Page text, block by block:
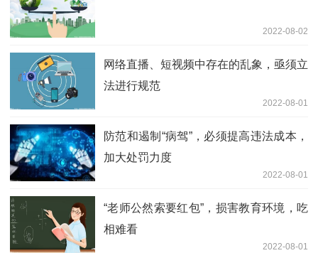
2022-08-02
网络直播、短视频中存在的乱象，亟须立
法进行规范
2022-08-01
防范和遏制“病驾”，必须提高违法成本，
加大处罚力度
2022-08-01
“老师公然索要红包”，损害教育环境，吃
相难看
2022-08-01